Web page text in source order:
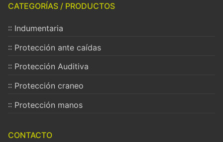
CATEGORÍAS / PRODUCTOS
:: Indumentaria
:: Protección ante caídas
:: Protección Auditiva
:: Protección craneo
:: Protección manos
CONTACTO